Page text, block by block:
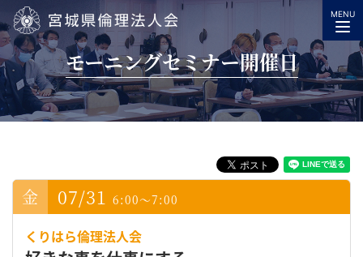
宮城県倫理法人会
MENU
モーニングセミナー開催日
07/31 6:00～7:00
くりはら倫理法人会